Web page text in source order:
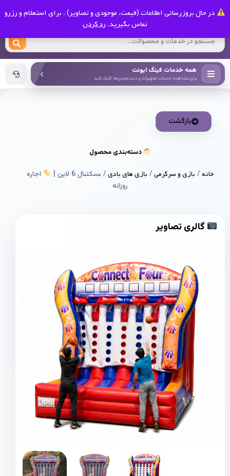
در حال بروزرسانی اطلاعات (قیمت، موجودی و تصاویر) . برای استعلام و رزرو
تماس بگیرید. رد کردن
کینگ ایونت
همه خدمات کینگ ایونت
برای مشاهده خدمات، تجهیزات و دسته‌بندی‌ها کلیک کنید
بازگشت
دسته‌بندی محصول
خانه/ بازی و سرگرمی/ بازی های بادی/ بسکتبال 6 لاین |
اجاره
روزانه
گالری تصاویر